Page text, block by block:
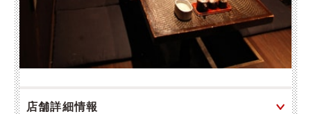
店舗詳細情報